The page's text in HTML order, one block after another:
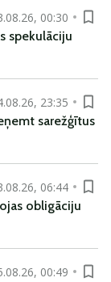
00:30
spekulāciju
23:35
sarežģītus
06:44
obligāciju
00:49